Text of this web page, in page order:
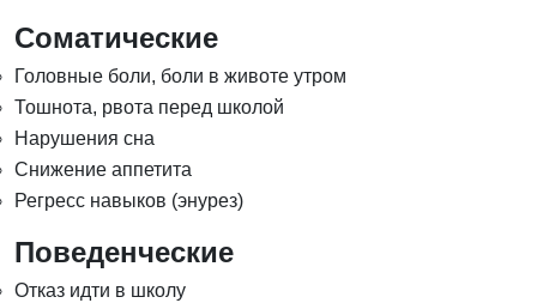
Соматические
Головные боли, боли в животе утром
Тошнота, рвота перед школой
Нарушения сна
Снижение аппетита
Регресс навыков (энурез)
Поведенческие
Отказ идти в школу